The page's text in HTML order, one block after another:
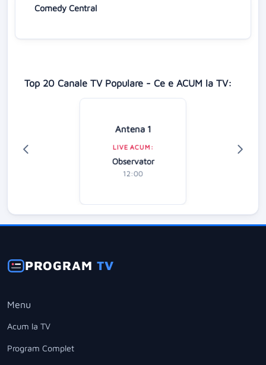
Comedy Central
Top 20 Canale TV Populare - Ce e ACUM la TV:
Antena 1
LIVE ACUM:
Observator
12:00
PROGRAMTV
Menu
Acum la TV
Program Complet